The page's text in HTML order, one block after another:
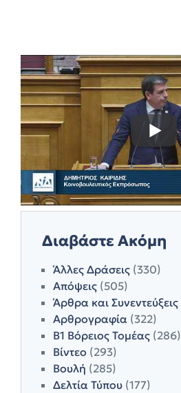
Διαβάστε Ακόμη
Άλλες Δράσεις (330)
Απόψεις (505)
Άρθρα και Συνεντεύξεις
Αρθρογραφία (322)
Β1 Βόρειος Τομέας (286)
Βίντεο (293)
Βουλή (285)
Δελτία Τύπου (177)